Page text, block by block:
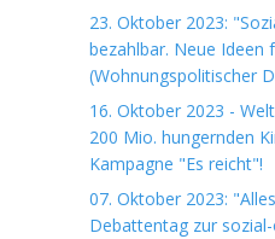
23. Oktober 2023:
bezahlbar. Neue Ideen
(Wohnungspolitischer
16. Oktober 2023 -
200 Mio. hungernden
Kampagne "Es reicht"!
07. Oktober 2023:
Debattentag zur